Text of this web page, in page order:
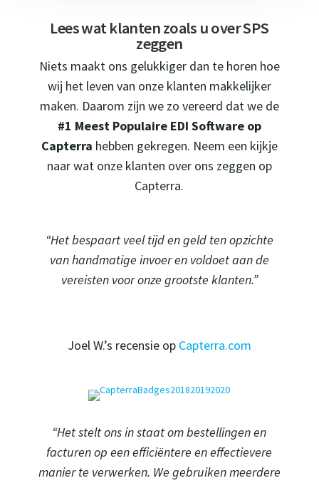
Lees wat klanten zoals u over SPS
zeggen
Niets maakt ons gelukkiger dan te horen hoe
wij het leven van onze klanten makkelijker
maken. Daarom zijn we zo vereerd dat we de
#1 Meest Populaire EDI Software op
Capterra hebben gekregen. Neem een kijkje
naar wat onze klanten over ons zeggen op
Capterra.
“Het bespaart veel tijd en geld ten opzichte
van handmatige invoer en voldoet aan de
vereisten voor onze grootste klanten.”
Joel W.’s recensie op Capterra.com
“Het stelt ons in staat om bestellingen en
facturen op een efficiëntere en effectievere
manier te verwerken. We gebruiken meerdere